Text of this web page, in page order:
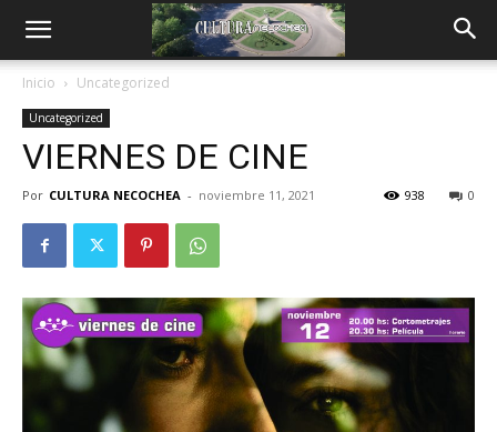
Inicio Uncategorized
Uncategorized
VIERNES DE CINE
Por CULTURA NECOCHEA - noviembre 11, 2021 0
938